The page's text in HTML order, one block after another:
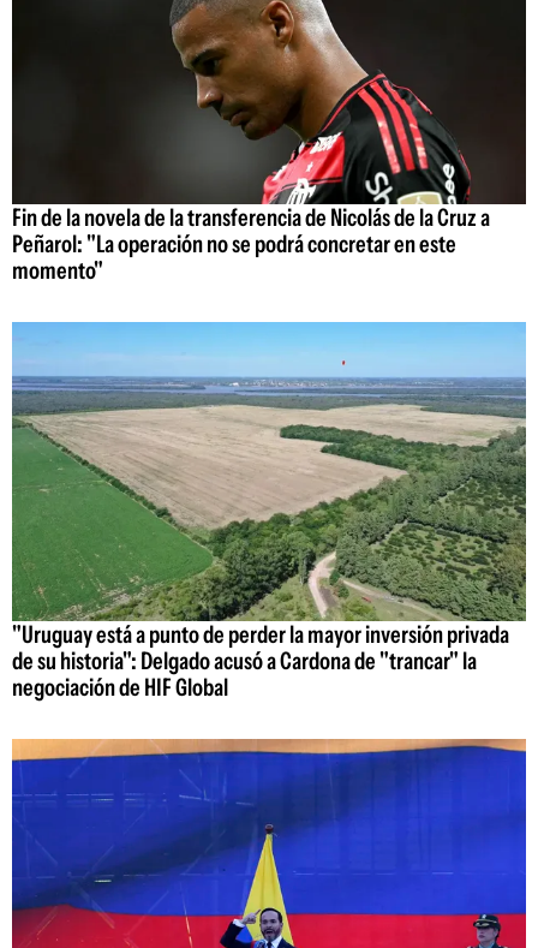
Fin de la novela de la transferencia de Nicolás de la Cruz a
Peñarol: "La operación no se podrá concretar en este
momento"
"Uruguay está a punto de perder la mayor inversión privada
de su historia": Delgado acusó a Cardona de "trancar" la
negociación de HIF Global